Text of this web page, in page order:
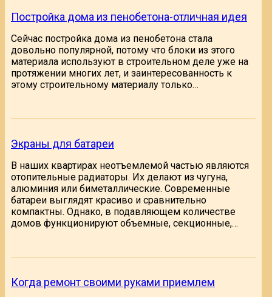
Постройка дома из пенобетона-отличная идея
Сейчас постройка дома из пенобетона стала
довольно популярной, потому что блоки из этого
материала используют в строительном деле уже на
протяжении многих лет, и заинтересованность к
этому строительному материалу только…
Экраны для батареи
В наших квартирах неотъемлемой частью являются
отопительные радиаторы. Их делают из чугуна,
алюминия или биметаллические. Современные
батареи выглядят красиво и сравнительно
компактны. Однако, в подавляющем количестве
домов функционируют объемные, секционные,…
Когда ремонт своими руками приемлем